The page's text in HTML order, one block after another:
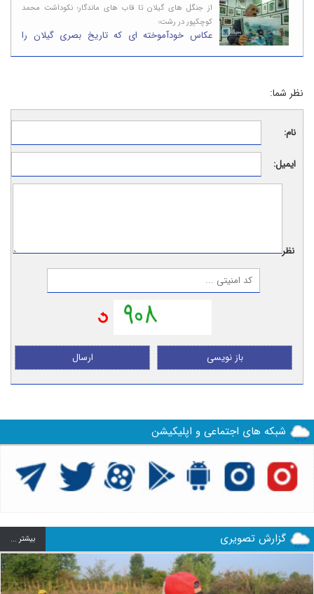
از جنگل های گیلان تا قاب های ماندگار؛ نکوداشت محمد
کوچکپور در رشت؛
عکاس خودآموخته ای که تاریخ بصری گیلان را
نظر شما:
نام:
ایمیل:
نظر:
ارسال باز نویسی
شبکه های اجتماعی و اپلیکیشن
گزارش تصویری بيشتر ...